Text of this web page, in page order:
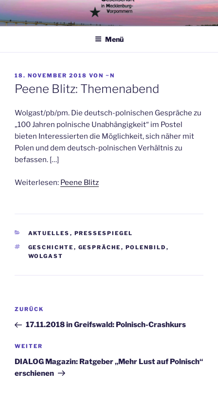
Zum
Inhalt
springen
Menü
VERÖFFENTLICHT
AM
18. NOVEMBER 2018 VON ~N
Peene Blitz: Themenabend
Wolgast/pb/pm. Die deutsch-polnischen Gespräche zu
„100 Jahren polnische Unabhängigkeit“ im Postel
bieten Interessierten die Möglichkeit, sich näher mit
Polen und dem deutsch-polnischen Verhältnis zu
befassen. […]
Weiterlesen: Peene Blitz
KATEGORIEN
AKTUELLES , PRESSESPIEGEL
SCHLAGWÖRTER
GESCHICHTE , GESPRÄCHE , POLENBILD ,
WOLGAST
Beitragsnavigation
Vorheriger
Beitrag
ZURÜCK
17.11.2018 in Greifswald: Polnisch-Crashkurs
Nächster
Beitrag
WEITER
DIALOG Magazin: Ratgeber „Mehr Lust auf Polnisch“
erschienen